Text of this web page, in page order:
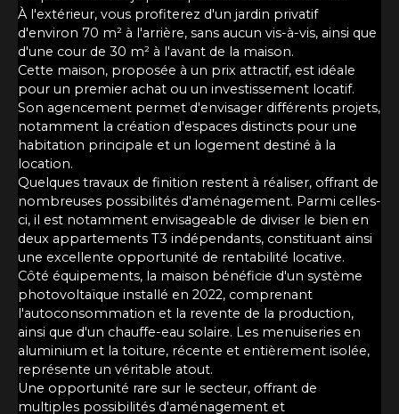
À l'extérieur, vous profiterez d'un jardin privatif
d'environ 70 m² à l'arrière, sans aucun vis-à-vis, ainsi que
d'une cour de 30 m² à l'avant de la maison.
Cette maison, proposée à un prix attractif, est idéale
pour un premier achat ou un investissement locatif.
Son agencement permet d'envisager différents projets,
notamment la création d'espaces distincts pour une
habitation principale et un logement destiné à la
location.
Quelques travaux de finition restent à réaliser, offrant de
nombreuses possibilités d'aménagement. Parmi celles-
ci, il est notamment envisageable de diviser le bien en
deux appartements T3 indépendants, constituant ainsi
une excellente opportunité de rentabilité locative.
Côté équipements, la maison bénéficie d'un système
photovoltaïque installé en 2022, comprenant
l'autoconsommation et la revente de la production,
ainsi que d'un chauffe-eau solaire. Les menuiseries en
aluminium et la toiture, récente et entièrement isolée,
représente un véritable atout.
Une opportunité rare sur le secteur, offrant de
multiples possibilités d'aménagement et